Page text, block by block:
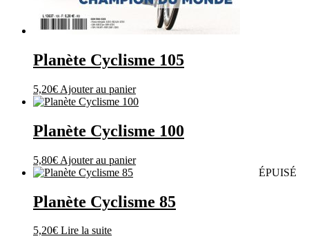
Planète Cyclisme 105
5,20€ Ajouter au panier
Planète Cyclisme 100
5,80€ Ajouter au panier
ÉPUISÉ
Planète Cyclisme 85
5,20€ Lire la suite